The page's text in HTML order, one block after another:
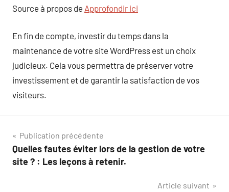
Source à propos de Approfondir ici
En fin de compte, investir du temps dans la
maintenance de votre site WordPress est un choix
judicieux. Cela vous permettra de préserver votre
investissement et de garantir la satisfaction de vos
visiteurs.
Navigation
de
Publication précédente
Quelles fautes éviter lors de la gestion de votre
site ? : Les leçons à retenir.
Article suivant